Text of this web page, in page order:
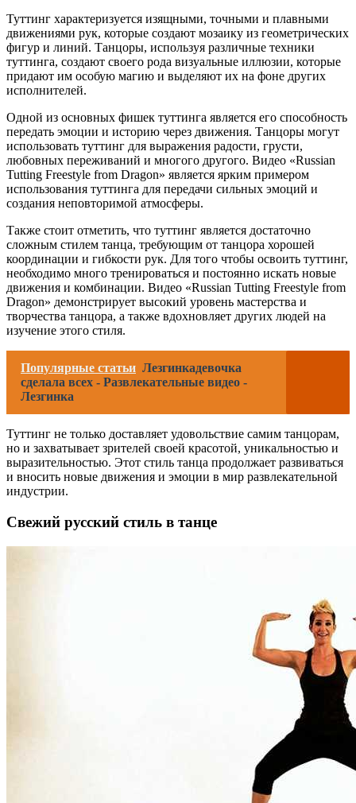
Туттинг характеризуется изящными, точными и плавными
движениями рук, которые создают мозаику из геометрических
фигур и линий. Танцоры, используя различные техники
туттинга, создают своего рода визуальные иллюзии, которые
придают им особую магию и выделяют их на фоне других
исполнителей.
Одной из основных фишек туттинга является его способность
передать эмоции и историю через движения. Танцоры могут
использовать туттинг для выражения радости, грусти,
любовных переживаний и многого другого. Видео «Russian
Tutting Freestyle from Dragon» является ярким примером
использования туттинга для передачи сильных эмоций и
создания неповторимой атмосферы.
Также стоит отметить, что туттинг является достаточно
сложным стилем танца, требующим от танцора хорошей
координации и гибкости рук. Для того чтобы освоить туттинг,
необходимо много тренироваться и постоянно искать новые
движения и комбинации. Видео «Russian Tutting Freestyle from
Dragon» демонстрирует высокий уровень мастерства и
творчества танцора, а также вдохновляет других людей на
изучение этого стиля.
Популярные статьи Лезгинкадевочка
сделала всех - Развлекательные видео -
Лезгинка
Туттинг не только доставляет удовольствие самим танцорам,
но и захватывает зрителей своей красотой, уникальностью и
выразительностью. Этот стиль танца продолжает развиваться
и вносить новые движения и эмоции в мир развлекательной
индустрии.
Свежий русский стиль в танце